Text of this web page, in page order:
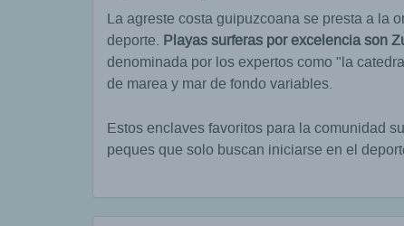
La agreste costa guipuzcoana se presta a la
deporte. Playas surferas por excelencia son
denominada por los expertos como "la
de marea y mar de fondo variables.
Estos enclaves favoritos para la comunidad
peques que solo buscan iniciarse en el